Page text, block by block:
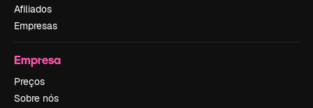
Afiliados
Empresas
Empresa
Preços
Sobre nós